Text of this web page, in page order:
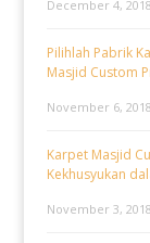
December 4, 2018
Pilihlah Pabrik
Masjid Custom
November 6, 2018
Karpet Masjid
Kekhusyukan
November 3, 2018